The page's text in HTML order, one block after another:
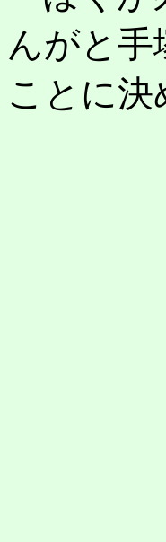
んがと
ことに